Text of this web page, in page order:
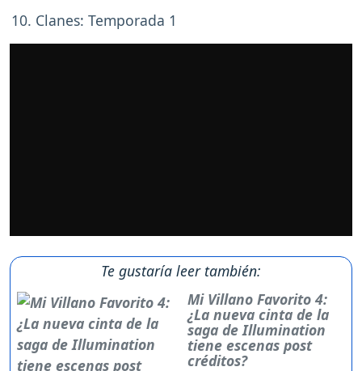
Clanes: Temporada 1
Te gustaría leer también:
Mi Villano Favorito 4:
¿La nueva cinta de la
saga de Illumination
tiene escenas post
créditos?